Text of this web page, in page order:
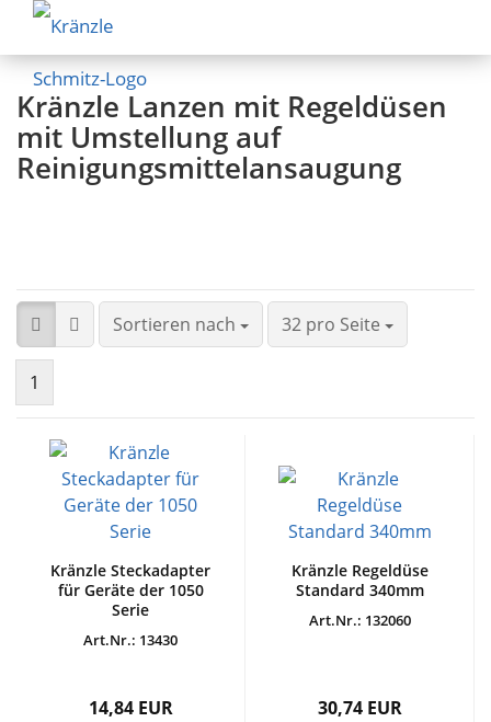
Kränzle Lanzen mit Regeldüsen
mit Umstellung auf
Reinigungsmittelansaugung
Sortieren nach 32 pro Seite
1
Kränzle Steckadapter
für Geräte der 1050
Serie
Art.Nr.: 13430
14,84 EUR
Kränzle Regeldüse
Standard 340mm
Art.Nr.: 132060
30,74 EUR